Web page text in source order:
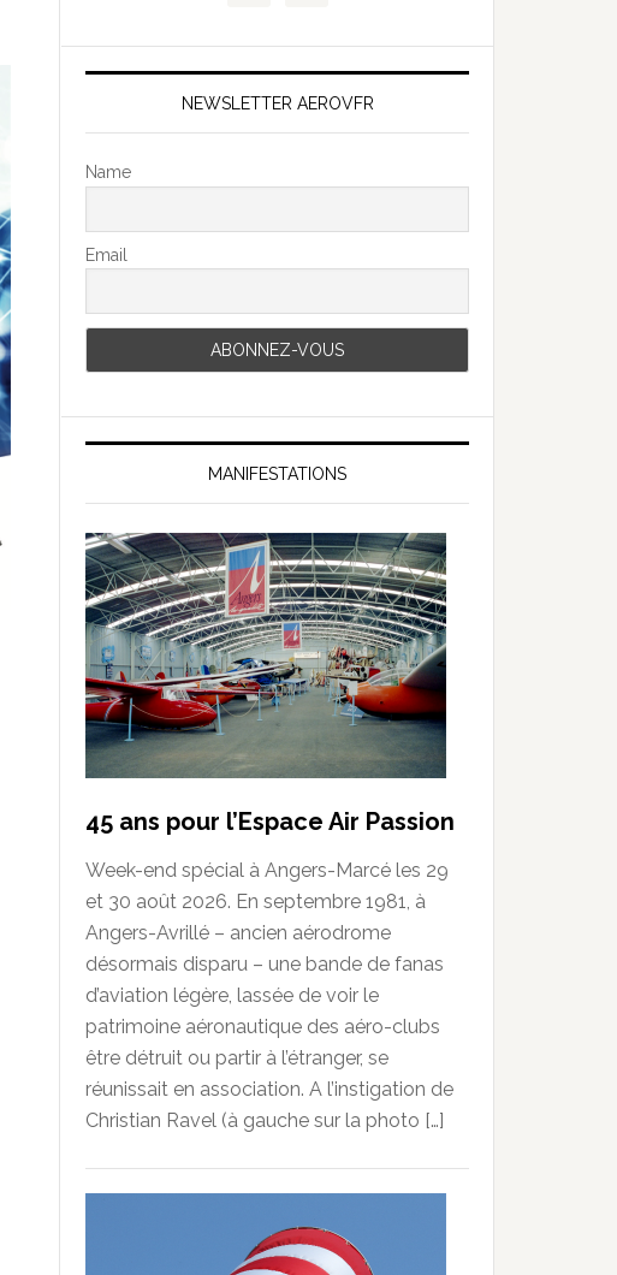
NEWSLETTER AEROVFR
Name
Email
MANIFESTATIONS
45 ans pour l’Espace Air Passion
Week-end spécial à Angers-Marcé les 29
et 30 août 2026. En septembre 1981, à
Angers-Avrillé – ancien aérodrome
désormais disparu – une bande de fanas
d’aviation légère, lassée de voir le
patrimoine aéronautique des aéro-clubs
être détruit ou partir à l’étranger, se
réunissait en association. A l’instigation de
Christian Ravel (à gauche sur la photo […]